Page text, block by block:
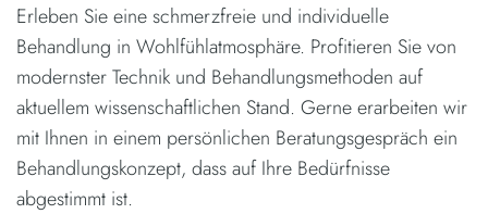
Erleben Sie eine schmerzfreie und individuelle
Behandlung in Wohlfühlatmosphäre. Profitieren Sie von
modernster Technik und Behandlungsmethoden auf
aktuellem wissenschaftlichen Stand. Gerne erarbeiten wir
mit Ihnen in einem persönlichen Beratungsgespräch ein
Behandlungskonzept, dass auf Ihre Bedürfnisse
abgestimmt ist.